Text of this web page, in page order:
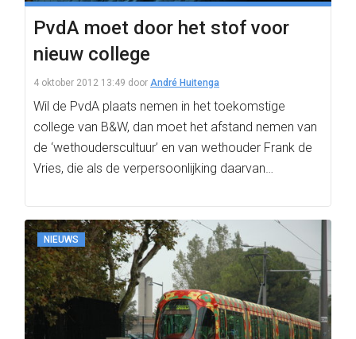
PvdA moet door het stof voor
nieuw college
4 oktober 2012 13:49 door André Huitenga
Wil de PvdA plaats nemen in het toekomstige
college van B&W, dan moet het afstand nemen van
de ‘wethouderscultuur’ en van wethouder Frank de
Vries, die als de verpersoonlijking daarvan…
NIEUWS